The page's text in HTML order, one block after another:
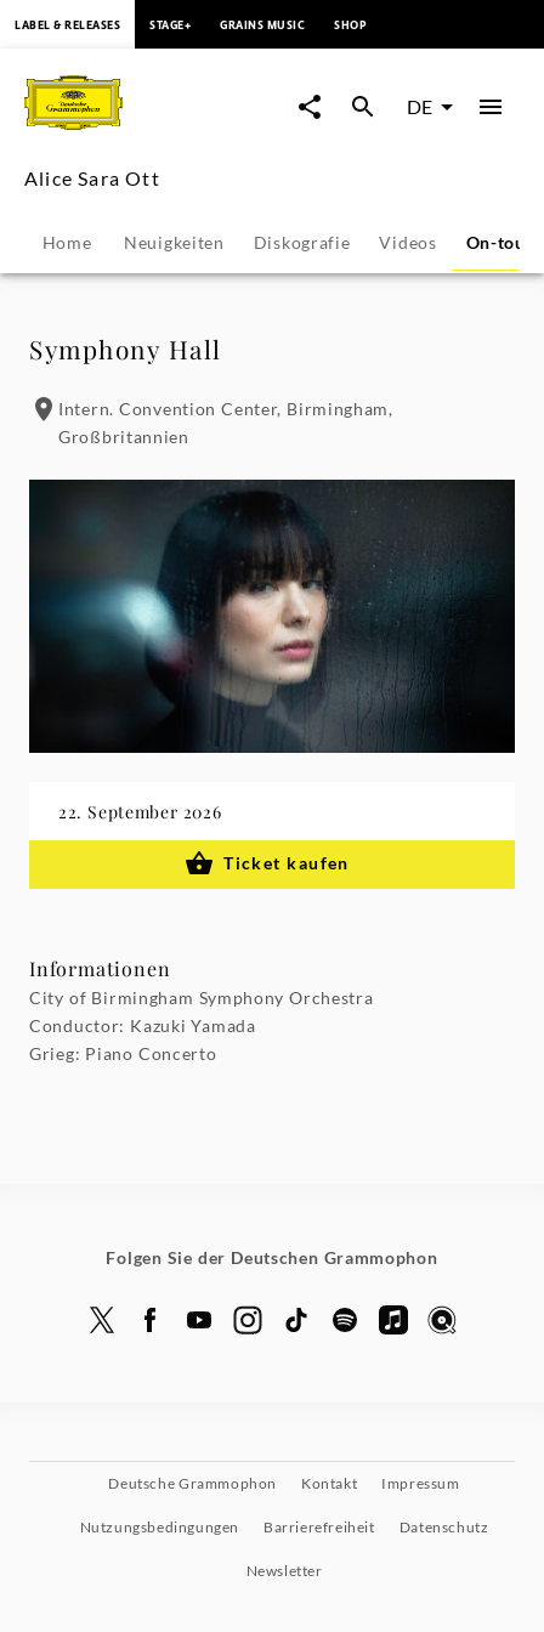
Sara
Ott
Konzerte
Veranstaltungen
Grammophon
LABEL & RELEASES STAGE+ GRAINS MUSIC SHOP
DE
Alice Sara Ott
Home Neuigkeiten Diskografie Videos On-tour
Symphony Hall
Intern. Convention Center, Birmingham,
Großbritannien
22. September 2026
Ticket kaufen
Informationen
City of Birmingham Symphony Orchestra
Conductor: Kazuki Yamada
Grieg: Piano Concerto
Folgen Sie der Deutschen Grammophon
Deutsche Grammophon Kontakt Impressum
Nutzungsbedingungen Barrierefreiheit Datenschutz
Newsletter